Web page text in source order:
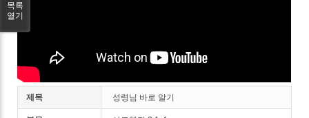
제목 성령님 바로 알기
목록
열기